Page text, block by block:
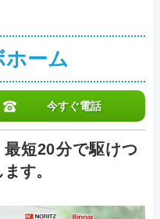
ーム
今すぐ電話
短20分で駆けつ
す。